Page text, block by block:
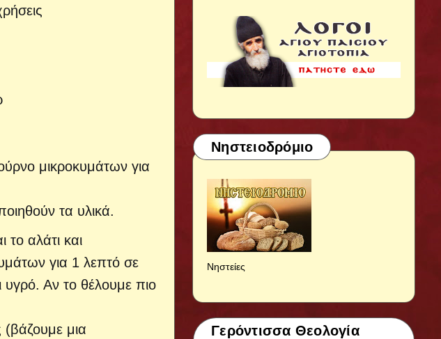
μικροκυμάτων για
τα υλικά.
το αλάτι και
για 1 λεπτό σε
υγρό. Αν το θέλουμε πιο
(βάζουμε μια
Νηστειοδρόμιο
Νηστείες
Γερόντισσα Θεολογία